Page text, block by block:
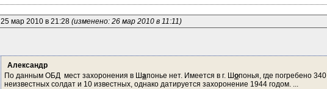
25 мар 2010 в 21:28 (изменено: 26 мар 2010 в 11:11)
Александр
По данным ОБД мест захоронения в Шапонье нет. Имеется в г. Шопонья, где погребено 340
неизвестных солдат и 10 известных, однако датируется захоронение 1944 годом. ...